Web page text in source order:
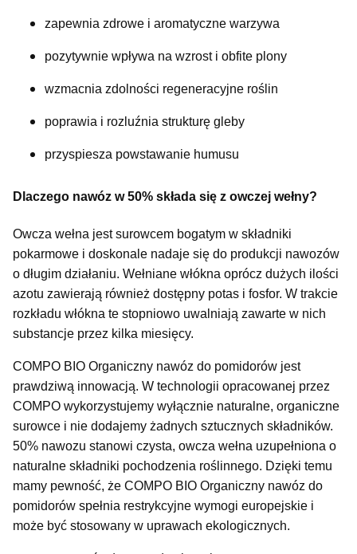
zapewnia zdrowe i aromatyczne warzywa
pozytywnie wpływa na wzrost i obfite plony
wzmacnia zdolności regeneracyjne roślin
poprawia i rozluźnia strukturę gleby
przyspiesza powstawanie humusu
Dlaczego nawóz w 50% składa się z owczej wełny?
Owcza wełna jest surowcem bogatym w składniki
pokarmowe i doskonale nadaje się do produkcji nawozów
o długim działaniu. Wełniane włókna oprócz dużych ilości
azotu zawierają również dostępny potas i fosfor. W trakcie
rozkładu włókna te stopniowo uwalniają zawarte w nich
substancje przez kilka miesięcy.
COMPO BIO Organiczny nawóz do pomidorów jest
prawdziwą innowacją. W technologii opracowanej przez
COMPO wykorzystujemy wyłącznie naturalne, organiczne
surowce i nie dodajemy żadnych sztucznych składników.
50% nawozu stanowi czysta, owcza wełna uzupełniona o
naturalne składniki pochodzenia roślinnego. Dzięki temu
mamy pewność, że COMPO BIO Organiczny nawóz do
pomidorów spełnia restrykcyjne wymogi europejskie i
może być stosowany w uprawach ekologicznych.